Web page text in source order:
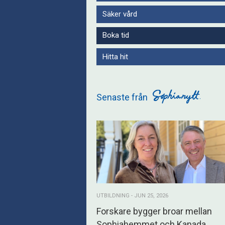
Säker vård
Boka tid
Hitta hit
Senaste från
UTBILDNING - JUN 25, 2026
Forskare bygger broar mellan